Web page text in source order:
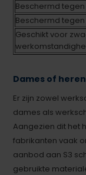
Beschermd
Beschermd
Geschikt voor
Dames of
Er zijn zowel
dames als
Aangezien dit het
fabrikanten vaak
aanbod aan S3
gebruikte